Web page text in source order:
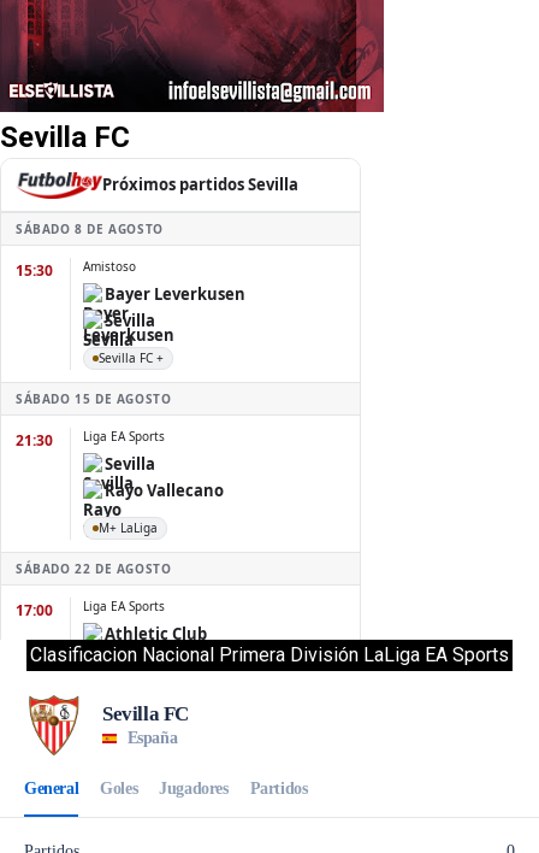
Sevilla FC
Clasificacion Nacional Primera División LaLiga EA Sports